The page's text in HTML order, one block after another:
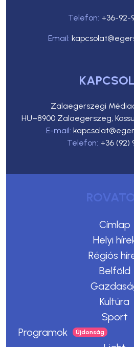
Telefon: +36-92-
Email:
Zalaegerszegi
HU–8900 Zalaegerszeg,
E-mail:
Telefon: +36 (92)
Címlap
Helyi
Régiós
Belföld
Kultúra
Sport
Programok